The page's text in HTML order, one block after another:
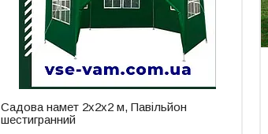
Садова намет 2х2х2 м, Павільйон
шестигранний